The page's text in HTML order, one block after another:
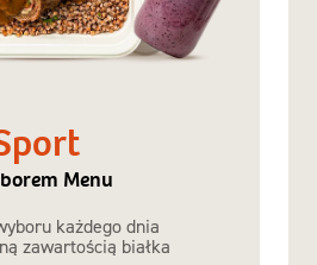
Menu
każdego dnia
zawartością białka